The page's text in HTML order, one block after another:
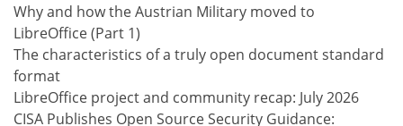
Why and how the Austrian Military moved to
LibreOffice (Part 1)
The characteristics of a truly open document standard
format
LibreOffice project and community recap: July 2026
CISA Publishes Open Source Security Guidance: